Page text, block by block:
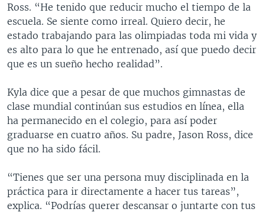
Ross. “He tenido que reducir mucho el tiempo de la
escuela. Se siente como irreal. Quiero decir, he
estado trabajando para las olimpiadas toda mi vida y
es alto para lo que he entrenado, así que puedo decir
que es un sueño hecho realidad”.
Kyla dice que a pesar de que muchos gimnastas de
clase mundial continúan sus estudios en línea, ella
ha permanecido en el colegio, para así poder
graduarse en cuatro años. Su padre, Jason Ross, dice
que no ha sido fácil.
“Tienes que ser una persona muy disciplinada en la
práctica para ir directamente a hacer tus tareas”,
explica. “Podrías querer descansar o juntarte con tus